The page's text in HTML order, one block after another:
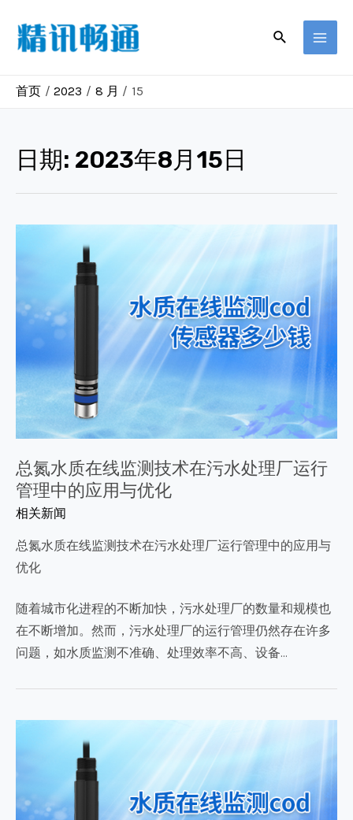
搜
首页 2023 8 月 15
日期: 2023年8月15日
总氮水质在线监测技术在污水处理厂运行
管理中的应用与优化
相关新闻
总氮水质在线监测技术在污水处理厂运行管理中的应用与
优化
随着城市化进程的不断加快，污水处理厂的数量和规模也
在不断增加。然而，污水处理厂的运行管理仍然存在许多
问题，如水质监测不准确、处理效率不高、设备…